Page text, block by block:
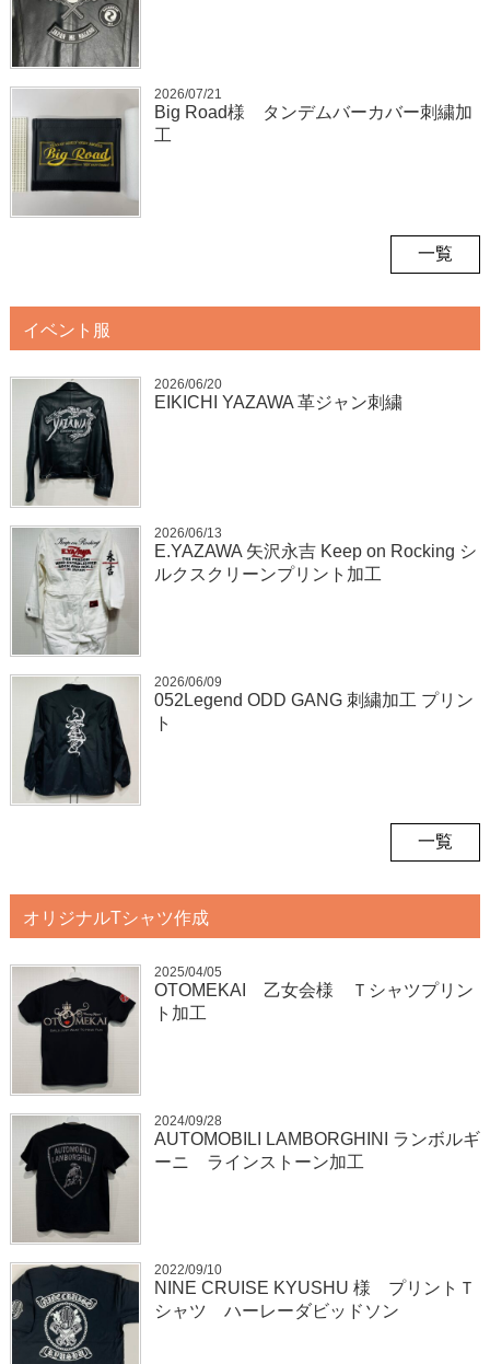
2026/07/21
Big Road様 タンデムバーカバー刺繍加
工
一覧
イベント服
2026/06/20
EIKICHI YAZAWA 革ジャン刺繍
2026/06/13
E.YAZAWA 矢沢永吉 Keep on Rocking シ
ルクスクリーンプリント加工
2026/06/09
052Legend ODD GANG 刺繍加工 プリン
ト
一覧
オリジナルTシャツ作成
2025/04/05
OTOMEKAI 乙女会様 Ｔシャツプリン
ト加工
2024/09/28
AUTOMOBILI LAMBORGHINI ランボルギ
ーニ ラインストーン加工
2022/09/10
NINE CRUISE KYUSHU 様 プリントＴ
シャツ ハーレーダビッドソン